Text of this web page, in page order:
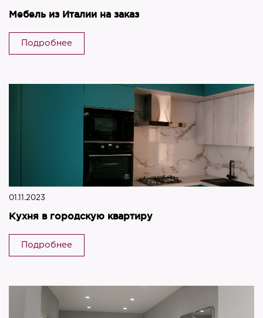
Мебель из Италии на заказ
Подробнее
01.11.2023
Кухня в городскую квартиру
Подробнее